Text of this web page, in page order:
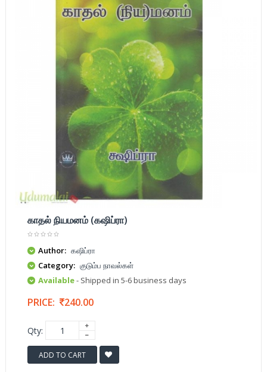
காதல் நியமனம் (கஷிப்ரா)
Author: கஷிப்ரா
Category: குடும்ப நாவல்கள்
Available- Shipped in 5-6 business days
PRICE: 240.00
Qty:
ADD TO CART